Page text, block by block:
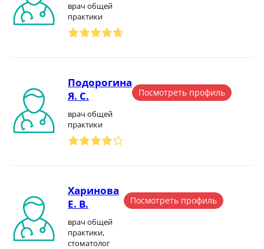
врач общей
практики
Подорогина
Я. С.
врач общей
практики
Посмотреть профиль
Харинова
Е. В.
врач общей
практики,
стоматолог
Посмотреть профиль